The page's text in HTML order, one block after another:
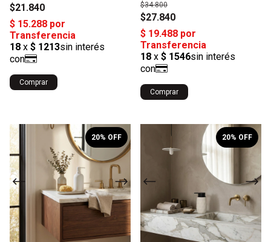
$21.840
$27.840
$34.800
1/5
20% OFF /10
20% OFF